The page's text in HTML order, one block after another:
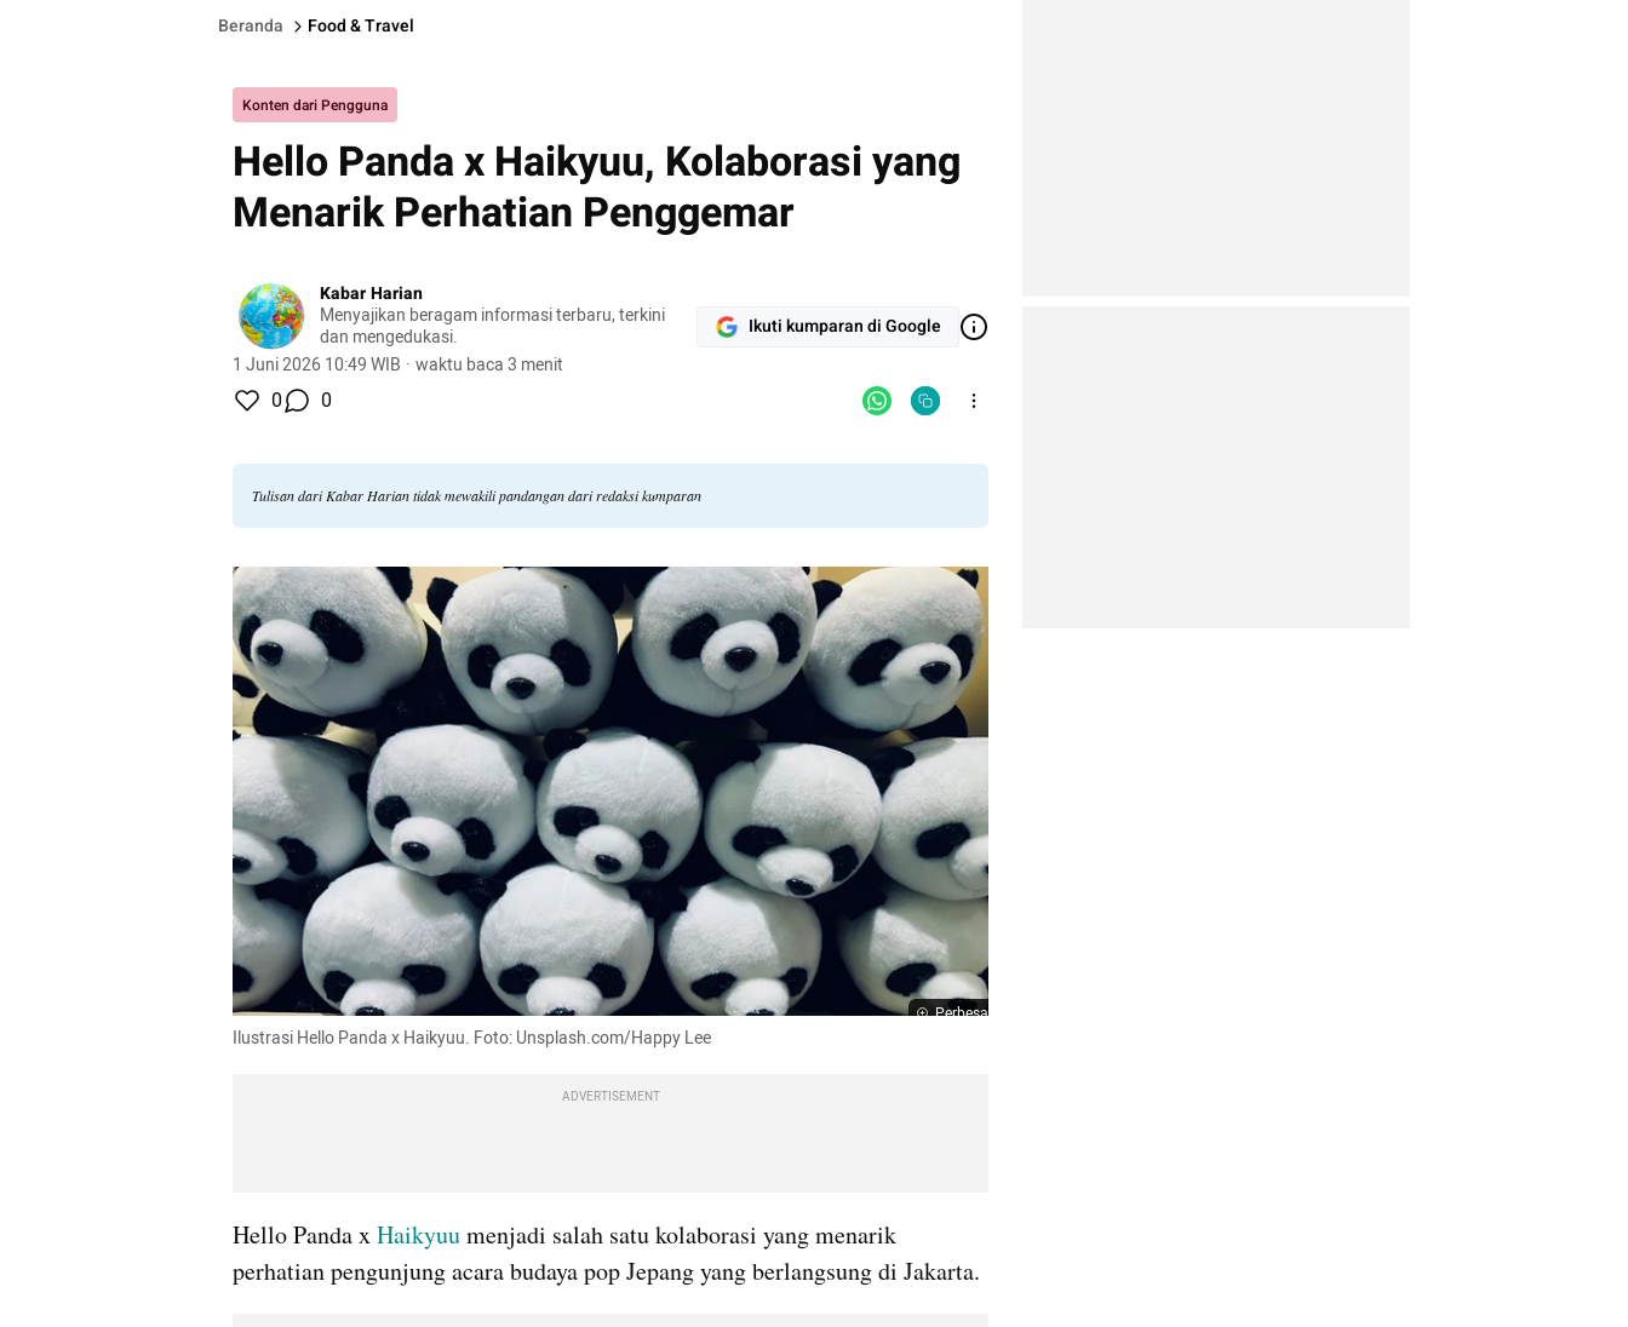
Beranda Food & Travel
Konten dari Pengguna
Hello Panda x Haikyuu, Kolaborasi yang
Menarik Perhatian Penggemar
Kabar Harian
Menyajikan beragam informasi terbaru, terkini
dan mengedukasi.
1 Juni 2026 10:49 WIB · waktu baca 3 menit
Ikuti kumparan di Google
0 0
Tulisan dari Kabar Harian tidak mewakili pandangan dari redaksi kumparan
Perbesar
Ilustrasi Hello Panda x Haikyuu. Foto: Unsplash.com/Happy Lee
ADVERTISEMENT
Hello Panda x Haikyuu menjadi salah satu kolaborasi yang menarik
perhatian pengunjung acara budaya pop Jepang yang berlangsung di Jakarta.